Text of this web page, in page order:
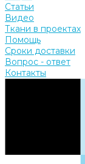
Статьи
Видео
Ткани в проектах
Помощь
Сроки доставки
Вопрос - ответ
Контакты